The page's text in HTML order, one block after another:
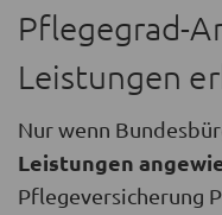
Pflegegrad-
Leistungen
Nur wenn
Leistungen
Pflegeversicherung